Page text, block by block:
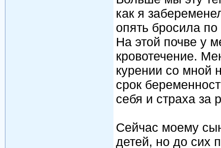
как я
опять бросила
На этой почве у
кровотечение.
курении со мной
срок
себя и страха за
Сейчас моему
детей, но до сих